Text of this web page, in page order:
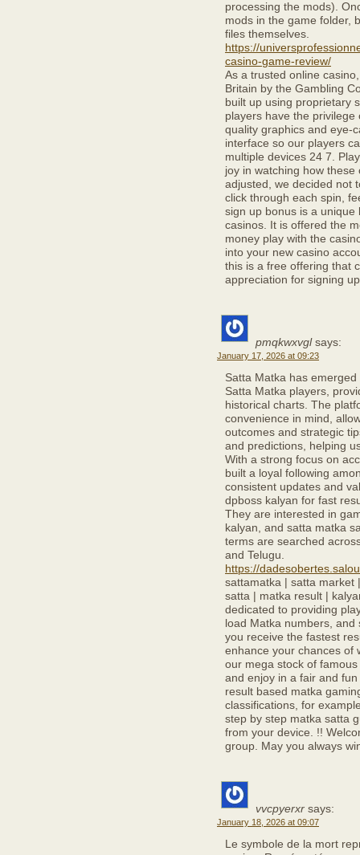
processing the mods).
mods in the game folder,
files themselves.
https://
casino-game-review/
As a trusted online
Britain by the Gambling
built up using proprietary
players have the
quality graphics and eye-
interface so our players
multiple devices 24 7.
joy in watching how
adjusted, we decided not
click through each spin,
sign up bonus is a
casinos. It is offered the
money play with the
into your new casino
this is a free offering that
appreciation for signing
pmqkwxvgl says:
January 17, 2026 at 09:23
Satta Matka has
Satta Matka players,
historical charts. The
convenience in mind,
outcomes and strategic
and predictions, helping
With a strong focus on
built a loyal following
consistent updates and
dpboss kalyan for fast
They are interested in
kalyan, and satta matka
terms are searched
and Telugu.
https://
sattamatka | satta market
satta | matka result |
dedicated to providing
load Matka numbers,
you receive the fastest
enhance your chances of
our mega stock of
and enjoy in a fair and
result based matka
classifications, for
step by step matka satta
from your device. !!
group. May you always
vvcpyerxr says:
January 18, 2026 at 09:07
Le symbole de la mort